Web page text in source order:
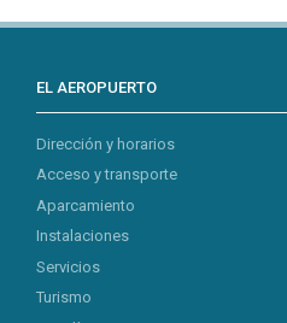
EL AEROPUERTO
Dirección y horarios
Acceso y transporte
Aparcamiento
Instalaciones
Servicios
Turismo